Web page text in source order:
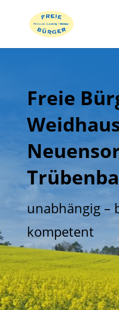
Freie
unabhängig –
kompetent